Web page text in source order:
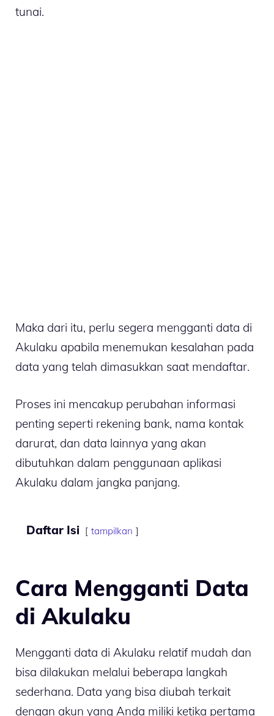
tunai.
Maka dari itu, perlu segera mengganti data di
Akulaku apabila menemukan kesalahan pada
data yang telah dimasukkan saat mendaftar.
Proses ini mencakup perubahan informasi
penting seperti rekening bank, nama kontak
darurat, dan data lainnya yang akan
dibutuhkan dalam penggunaan aplikasi
Akulaku dalam jangka panjang.
Daftar Isi tampilkan
Cara Mengganti Data
di Akulaku
Mengganti data di Akulaku relatif mudah dan
bisa dilakukan melalui beberapa langkah
sederhana. Data yang bisa diubah terkait
dengan akun yang Anda miliki ketika pertama